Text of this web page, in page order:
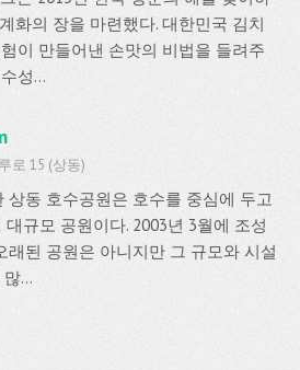
화의 장을 마련했다. 대한민국 김치
이 만들어낸 손맛의 비법을 들려주
성...
로 15 (상동)
상동 호수공원은 호수를 중심에 두고
규모 공원이다. 2003년 3월에 조성
래된 공원은 아니지만 그 규모와 시설
...